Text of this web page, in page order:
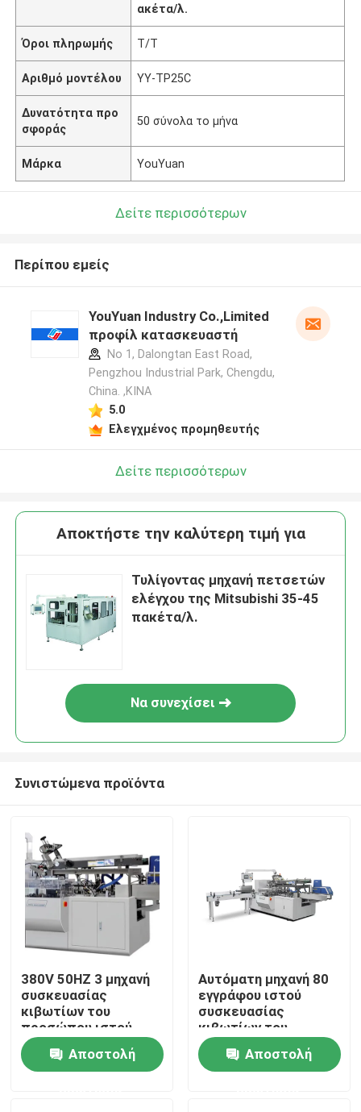
Σπίτι
Σχετικά με εμάς
ακέτα/λ.
Όροι πληρωμής T/T
Αριθμό μοντέλου YY-TP25C
Δυνατότητα προ
σφοράς
50 σύνολα το μήνα
Μάρκα YouYuan
Δείτε περισσότερων
Περίπου εμείς
YouYuan Industry Co.,Limited
προφίλ κατασκευαστή
No 1, Dalongtan East Road,
Pengzhou Industrial Park, Chengdu,
China. ,ΚΙΝΑ
5.0
Ελεγχμένος προμηθευτής
Δείτε περισσότερων
Αποκτήστε την καλύτερη τιμή για
Τυλίγοντας μηχανή πετσετών
ελέγχου της Mitsubishi 35-45
πακέτα/λ.
Να συνεχίσει
Συνιστώμενα προϊόντα
380V 50HZ 3 μηχανή
συσκευασίας
κιβωτίων του
προσώπου ιστού
φάσης 65 κιβώτια/λ.
Αποστολή
Αυτόματη μηχανή 80
εγγράφου ιστού
συσκευασίας
κιβωτίων του
προσώπου ιστού PLC
κιβώτια/λ.Αποστολή